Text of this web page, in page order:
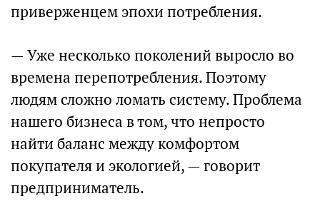
приверженцем эпохи потребления.
— Уже несколько поколений выросло во
времена перепотребления. Поэтому
людям сложно ломать систему. Проблема
нашего бизнеса в том, что непросто
найти баланс между комфортом
покупателя и экологией, — говорит
предприниматель.